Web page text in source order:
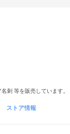
刺 等を販売しています。
ストア情報